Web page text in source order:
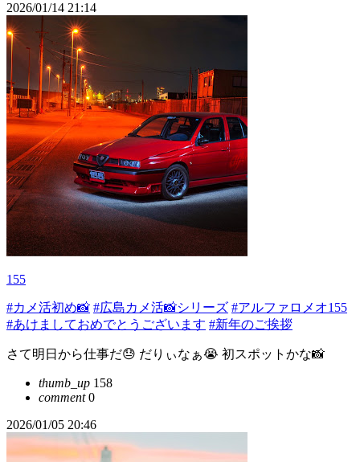
2026/01/14 21:14
155
#カメ活初め📸 #広島カメ活📸シリーズ #アルファロメオ155
#あけましておめでとうございます #新年のご挨拶
さて明日から仕事だ😓 だりぃなぁ😭 初スポットかな📸
thumb_up 158
comment0
2026/01/05 20:46